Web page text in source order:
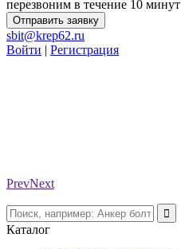
перезвоним в течение 10 минут
Отправить заявку
sbit@krep62.ru
Войти | Регистрация
PrevNext
Каталог